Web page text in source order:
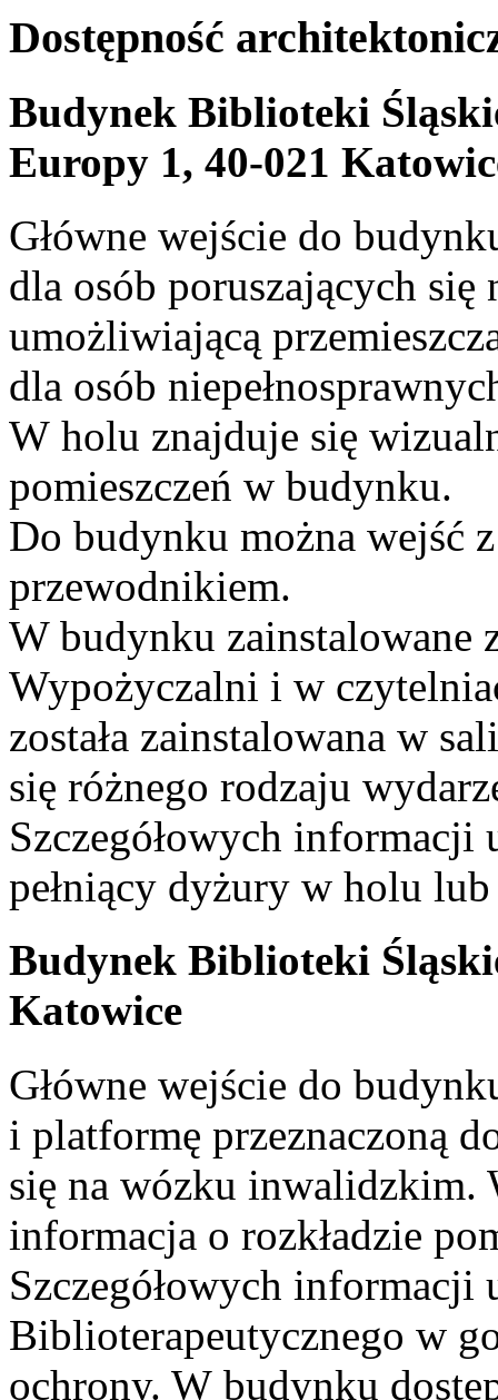
Dostępność
Budynek Biblioteki
Europy 1, 40-021
Główne wejście do
dla osób poruszających
umożliwiającą
dla osób
W holu znajduje się
pomieszczeń w budynku.
Do budynku można wejść
przewodnikiem.
W budynku zainstalowane
Wypożyczalni i w
została zainstalowana w
się różnego rodzaju
Szczegółowych
pełniący dyżury w holu
Budynek Biblioteki
Katowice
Główne wejście do
i platformę przeznaczoną
się na wózku inwalidzkim.
informacja o rozkładzie
Szczegółowych informacji
Biblioterapeutycznego w
ochrony. W budynku